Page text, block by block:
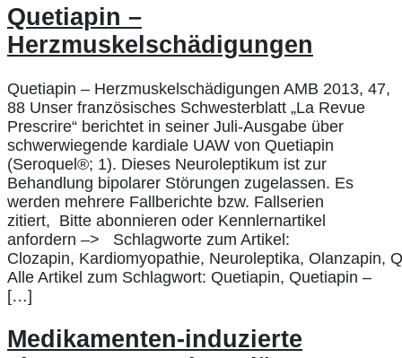
Quetiapin –
Herzmuskelschädigungen
Quetiapin – Herzmuskelschädigungen AMB 2013, 47,
88 Unser französisches Schwesterblatt „La Revue
Prescrire“ berichtet in seiner Juli-Ausgabe über
schwerwiegende kardiale UAW von Quetiapin
(Seroquel®; 1). Dieses Neuroleptikum ist zur
Behandlung bipolarer Störungen zugelassen. Es
werden mehrere Fallberichte bzw. Fallserien
zitiert, Bitte abonnieren oder Kennlernartikel
anfordern –> Schlagworte zum Artikel:
Clozapin, Kardiomyopathie, Neuroleptika, Olanzapin,
Alle Artikel zum Schlagwort: Quetiapin, Quetiapin –
[…]
Medikamenten-induzierte